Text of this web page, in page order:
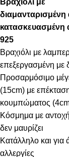
Βραχιόλι με
διαμανταρισμένη
κατασκευασμένη
925
Βραχιόλι με
επεξεργασμένη με
Προσαρμόσιμο
(15cm) με
κουμπώματος
Κόσμημα με
δεν μαυρίζει
Κατάλληλο και για
αλλεργίες